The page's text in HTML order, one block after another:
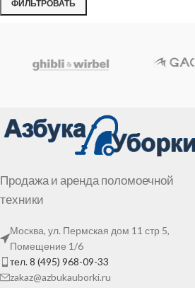
ФИЛЬТРОВАТЬ
Продажа и аренда поломоечной
техники
Москва, ул. Пермская дом 11 стр 5,
Помещение 1/6
тел. 8 (495) 968-09-33
zakaz@azbukauborki.ru